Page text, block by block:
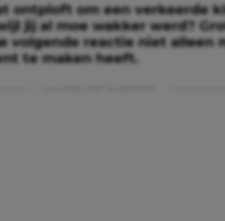
ontploft om een verkeerde
jij al moe wakker werd?
volgende reactie niet alleen
te maken heeft.